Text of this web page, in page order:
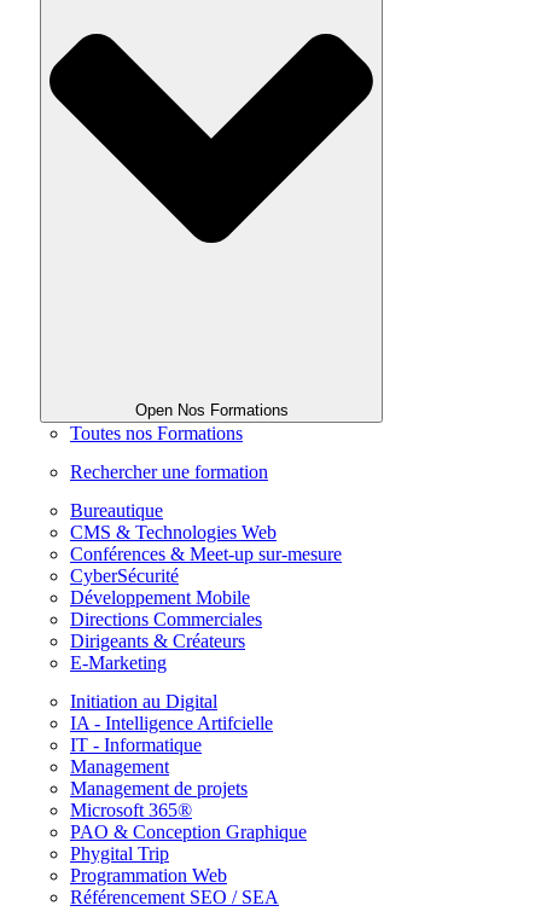
Open Nos Formations
Toutes nos Formations
Rechercher une formation
Bureautique
CMS & Technologies Web
Conférences & Meet-up sur-mesure
CyberSécurité
Développement Mobile
Directions Commerciales
Dirigeants & Créateurs
E-Marketing
Initiation au Digital
IA - Intelligence Artifcielle
IT - Informatique
Management
Management de projets
Microsoft 365®
PAO & Conception Graphique
Phygital Trip
Programmation Web
Référencement SEO / SEA